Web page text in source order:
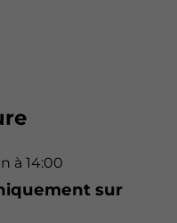
à 14:00
sur